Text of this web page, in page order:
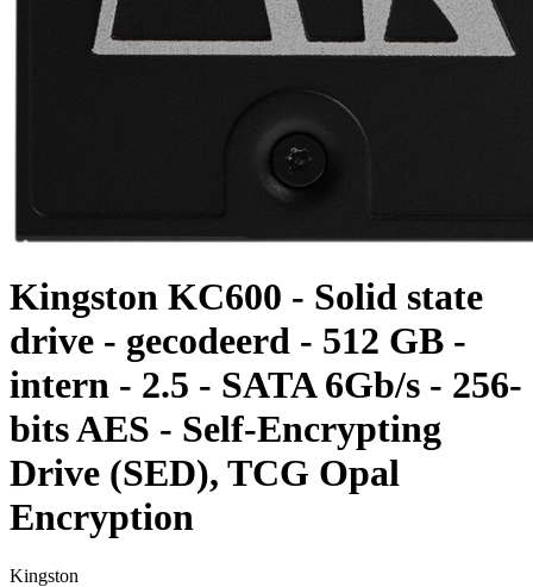
Kingston KC600 - Solid state
drive - gecodeerd - 512 GB -
intern - 2.5 - SATA 6Gb/s - 256-
bits AES - Self-Encrypting
Drive (SED), TCG Opal
Encryption
Kingston